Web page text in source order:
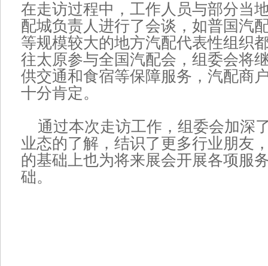
在走访过程中，工作人员与部分当
配城负责人进行了会谈，如普国汽
等规模较大的地方汽配代表性组织
往太原参与全国汽配会，组委会将
供交通和食宿等保障服务，汽配商
十分肯定。
通过本次走访工作，组委会加深
业态的了解，结识了更多行业朋友
的基础上也为将来展会开展各项服
础。